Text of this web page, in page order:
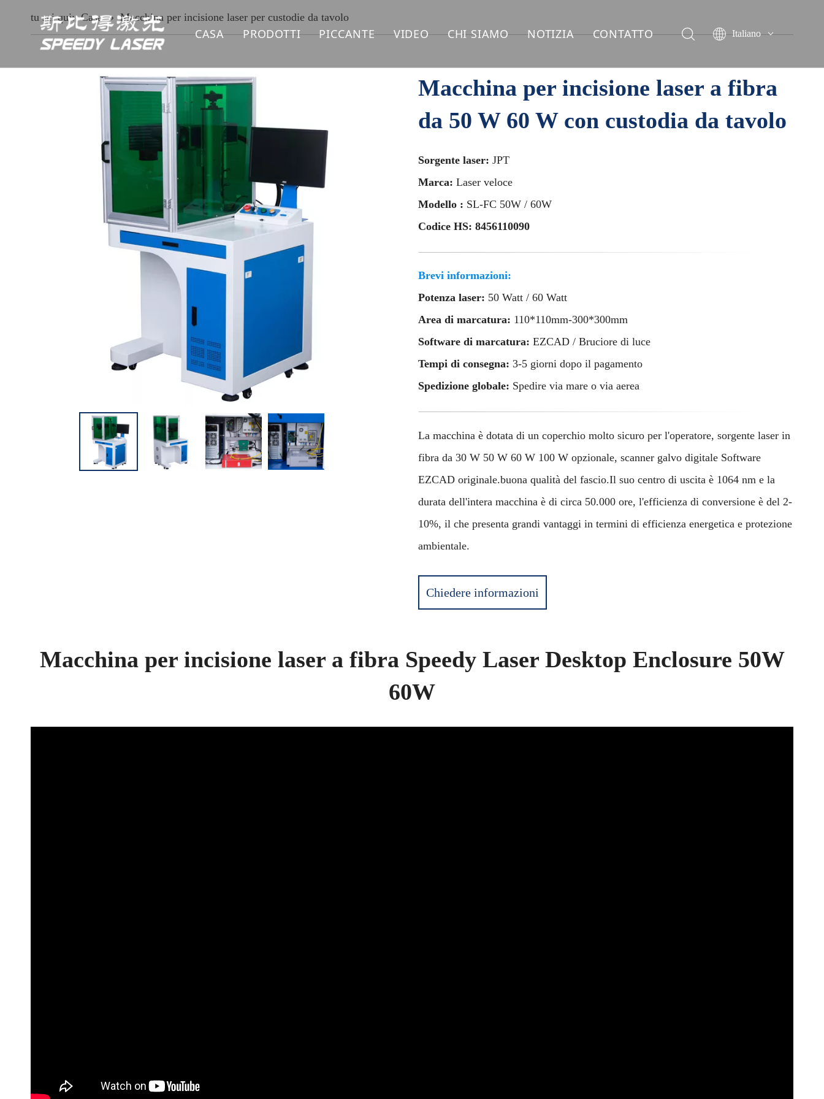
CASA PRODOTTI
MACCHINA PER LA MARCATURA LASER IN FIBRA
MACCHINA PER MARCATURA LASER UV
MACCHINA PER MARCATURA LASER CO2
MACCHINA PER LA SALDATURA LASER
MACCHINA PER LA PULIZIA LASER
MACCHINA PER TAGLIO LASER FIBRA
RICAMBI LASER
PICCANTE
Macchina per marcatura laser
Macchina da taglio laser a fibra
VIDEO CHI SIAMO NOTIZIA CONTATTO
Italiano
简体中文
العربية
Pусский
tu sei qui: Casa » Macchina per incisione laser per custodie da tavolo
Macchina per incisione laser a fibra
da 50 W 60 W con custodia da tavolo
Sorgente laser: JPT
Marca: Laser veloce
Modello : SL-FC 50W / 60W
Codice HS: 8456110090
Brevi informazioni:
Potenza laser: 50 Watt / 60 Watt
Area di marcatura: 110*110mm-300*300mm
Software di marcatura: EZCAD / Bruciore di luce
Tempi di consegna: 3-5 giorni dopo il pagamento
Spedizione globale: Spedire via mare o via aerea
La macchina è dotata di un coperchio molto sicuro per l'operatore, sorgente laser in
fibra da 30 W 50 W 60 W 100 W opzionale, scanner galvo digitale Software
EZCAD originale.buona qualità del fascio.Il suo centro di uscita è 1064 nm e la
durata dell'intera macchina è di circa 50.000 ore, l'efficienza di conversione è del 2-
10%, il che presenta grandi vantaggi in termini di efficienza energetica e protezione
ambientale.
Chiedere informazioni
Macchina per incisione laser a fibra Speedy Laser Desktop Enclosure 50W
60W